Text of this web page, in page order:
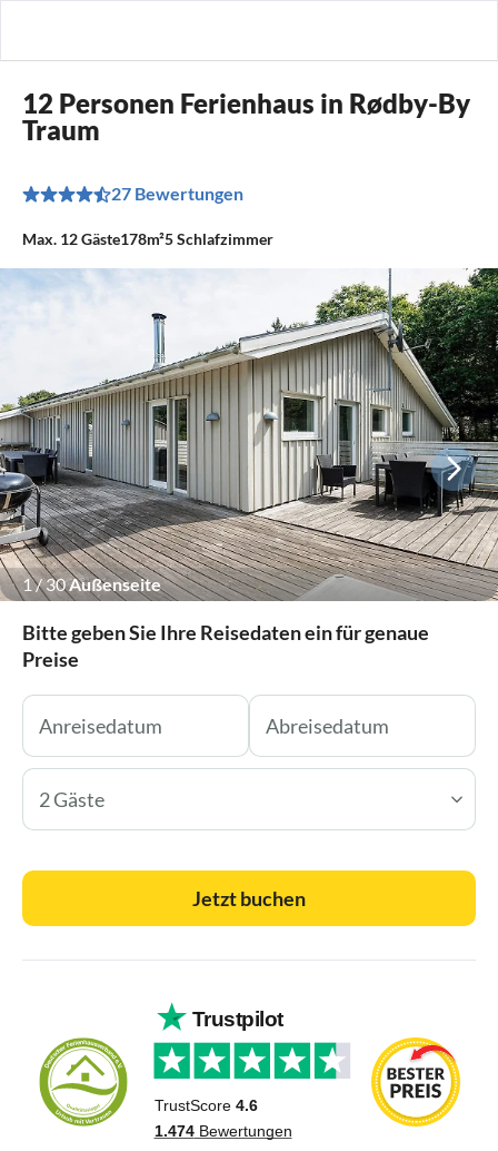
12 Personen Ferienhaus in Rødby-By
Traum
27 Bewertungen
Max. 12Gäste178m²5Schlafzimmer
1/30Außenseite
Bitte geben Sie Ihre Reisedaten ein für genaue
Preise
2 Gäste
Jetzt buchen